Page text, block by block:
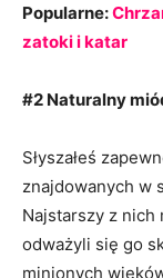
Popularne:
zatoki i katar
#2 Naturalny
Słyszałeś
znajdowanych w
Najstarszy z nich
odważyli się go
minionych